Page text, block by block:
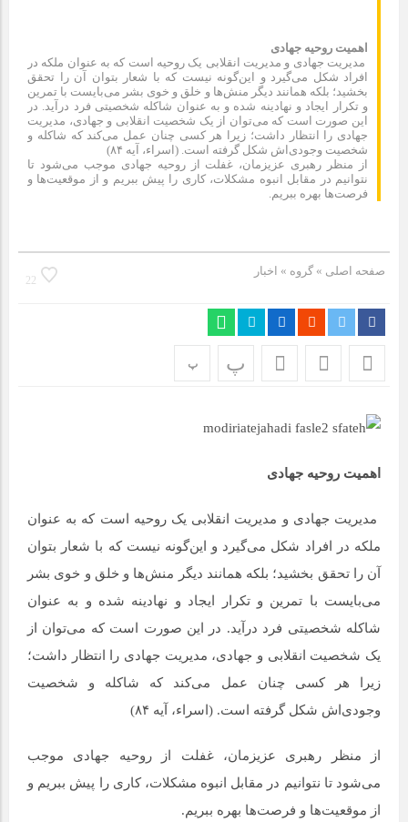
مراسم گرامیداشت سالروز آزادسازی خرمشهر در نمازخانه فاطمیه
مگاموتور
تیم شهدای مگاموتور در بزرگترین مسابقات گل کوچک جهان شرکت
کرد
اهمیت روحیه جهادی
مدیریت جهادی و مدیریت انقلابی یک روحیه است که به عنوان ملکه در
افراد شکل می‌گیرد و این‌گونه نیست که با شعار بتوان آن را تحقق
بخشید؛ بلکه همانند دیگر منش‌ها و خلق و خوی بشر می‌بایست با تمرین
و تکرار ایجاد و نهادینه شده و به عنوان شاکله شخصیتی فرد درآید. در
این صورت است که می‌توان از یک شخصیت انقلابی و جهادی، مدیریت
جهادی را انتظار داشت؛ زیرا هر کسی چنان عمل می‌کند که شاکله و
شخصیت وجودی‌اش شکل گرفته است. (اسراء، آیه ۸۴)
از منظر رهبری عزیزمان، غفلت از روحیه جهادی موجب می‌شود تا
نتوانیم در مقابل انبوه مشکلات، کاری را پیش ببریم و از موقعیت‌‌ها و
فرصت‌ها بهره ببریم.
صفحه اصلی » گروه » اخبار
22
پ پ
اهمیت روحیه جهادی
مدیریت جهادی و مدیریت انقلابی یک روحیه است که به عنوان
ملکه در افراد شکل می‌گیرد و این‌گونه نیست که با شعار بتوان
آن را تحقق بخشید؛ بلکه همانند دیگر منش‌ها و خلق و خوی بشر
می‌بایست با تمرین و تکرار ایجاد و نهادینه شده و به عنوان
شاکله شخصیتی فرد درآید. در این صورت است که می‌توان از
یک شخصیت انقلابی و جهادی، مدیریت جهادی را انتظار داشت؛
زیرا هر کسی چنان عمل می‌کند که شاکله و شخصیت
وجودی‌اش شکل گرفته است. (اسراء، آیه ۸۴)
از منظر رهبری عزیزمان، غفلت از روحیه جهادی موجب
می‌شود تا نتوانیم در مقابل انبوه مشکلات، کاری را پیش ببریم و
از موقعیت‌‌ها و فرصت‌ها بهره ببریم.